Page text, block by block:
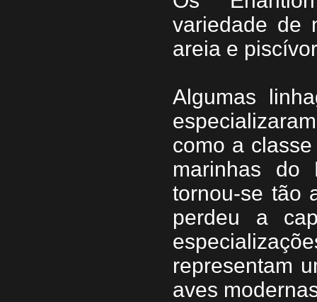
variedade de
areia e
Algumas
como a
marinhas do
tornou-se tão
perdeu a
representam
aves